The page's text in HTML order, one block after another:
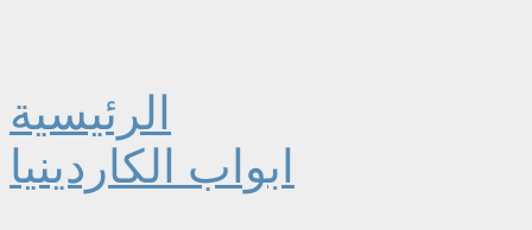
الرئيسية
ابواب الكاردينيا